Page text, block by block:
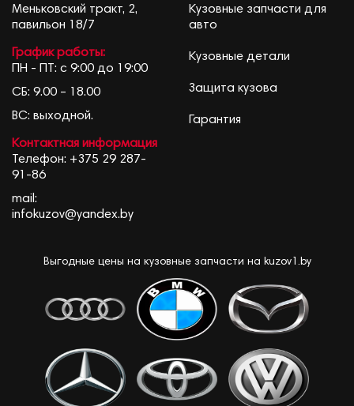
Меньковский тракт, 2,
павильон 18/7
График работы:
ПН - ПТ: с 9:00 до 19:00
СБ: 9.00 – 18.00
ВС: выходной.
Контактная информация
Телефон: +375 29 287-
91-86
mail:
infokuzov@yandex.by
Кузовные запчасти для
авто
Кузовные детали
Защита кузова
Гарантия
Выгодные цены на кузовные запчасти на kuzov1.by